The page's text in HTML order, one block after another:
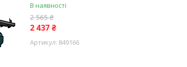
В наявності
2 565 ₴
2 437 ₴
849166